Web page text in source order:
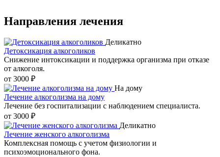
Направления лечения
Деликатно
Детоксикация алкоголиков
Снижение интоксикации и поддержка организма при отказе
от алкоголя.
от 3000 ₽
На дому
Лечение алкоголизма на дому
Лечение без госпитализации с наблюдением специалиста.
от 3000 ₽
Деликатно
Лечение женского алкоголизма
Комплексная помощь с учетом физиологии и
психоэмоционального фона.